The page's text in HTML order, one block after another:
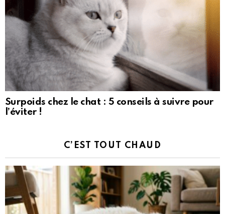
Surpoids chez le chat : 5 conseils à suivre pour
l’éviter !
C’EST TOUT CHAUD